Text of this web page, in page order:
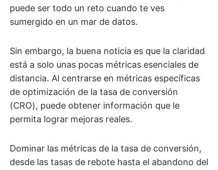
puede ser todo un reto cuando te ves
sumergido en un mar de datos.
Sin embargo, la buena noticia es que la claridad
está a solo unas pocas métricas esenciales de
distancia. Al centrarse en métricas específicas
de optimización de la tasa de conversión
(CRO), puede obtener información que le
permita lograr mejoras reales.
Dominar las métricas de la tasa de conversión,
desde las tasas de rebote hasta el abandono del